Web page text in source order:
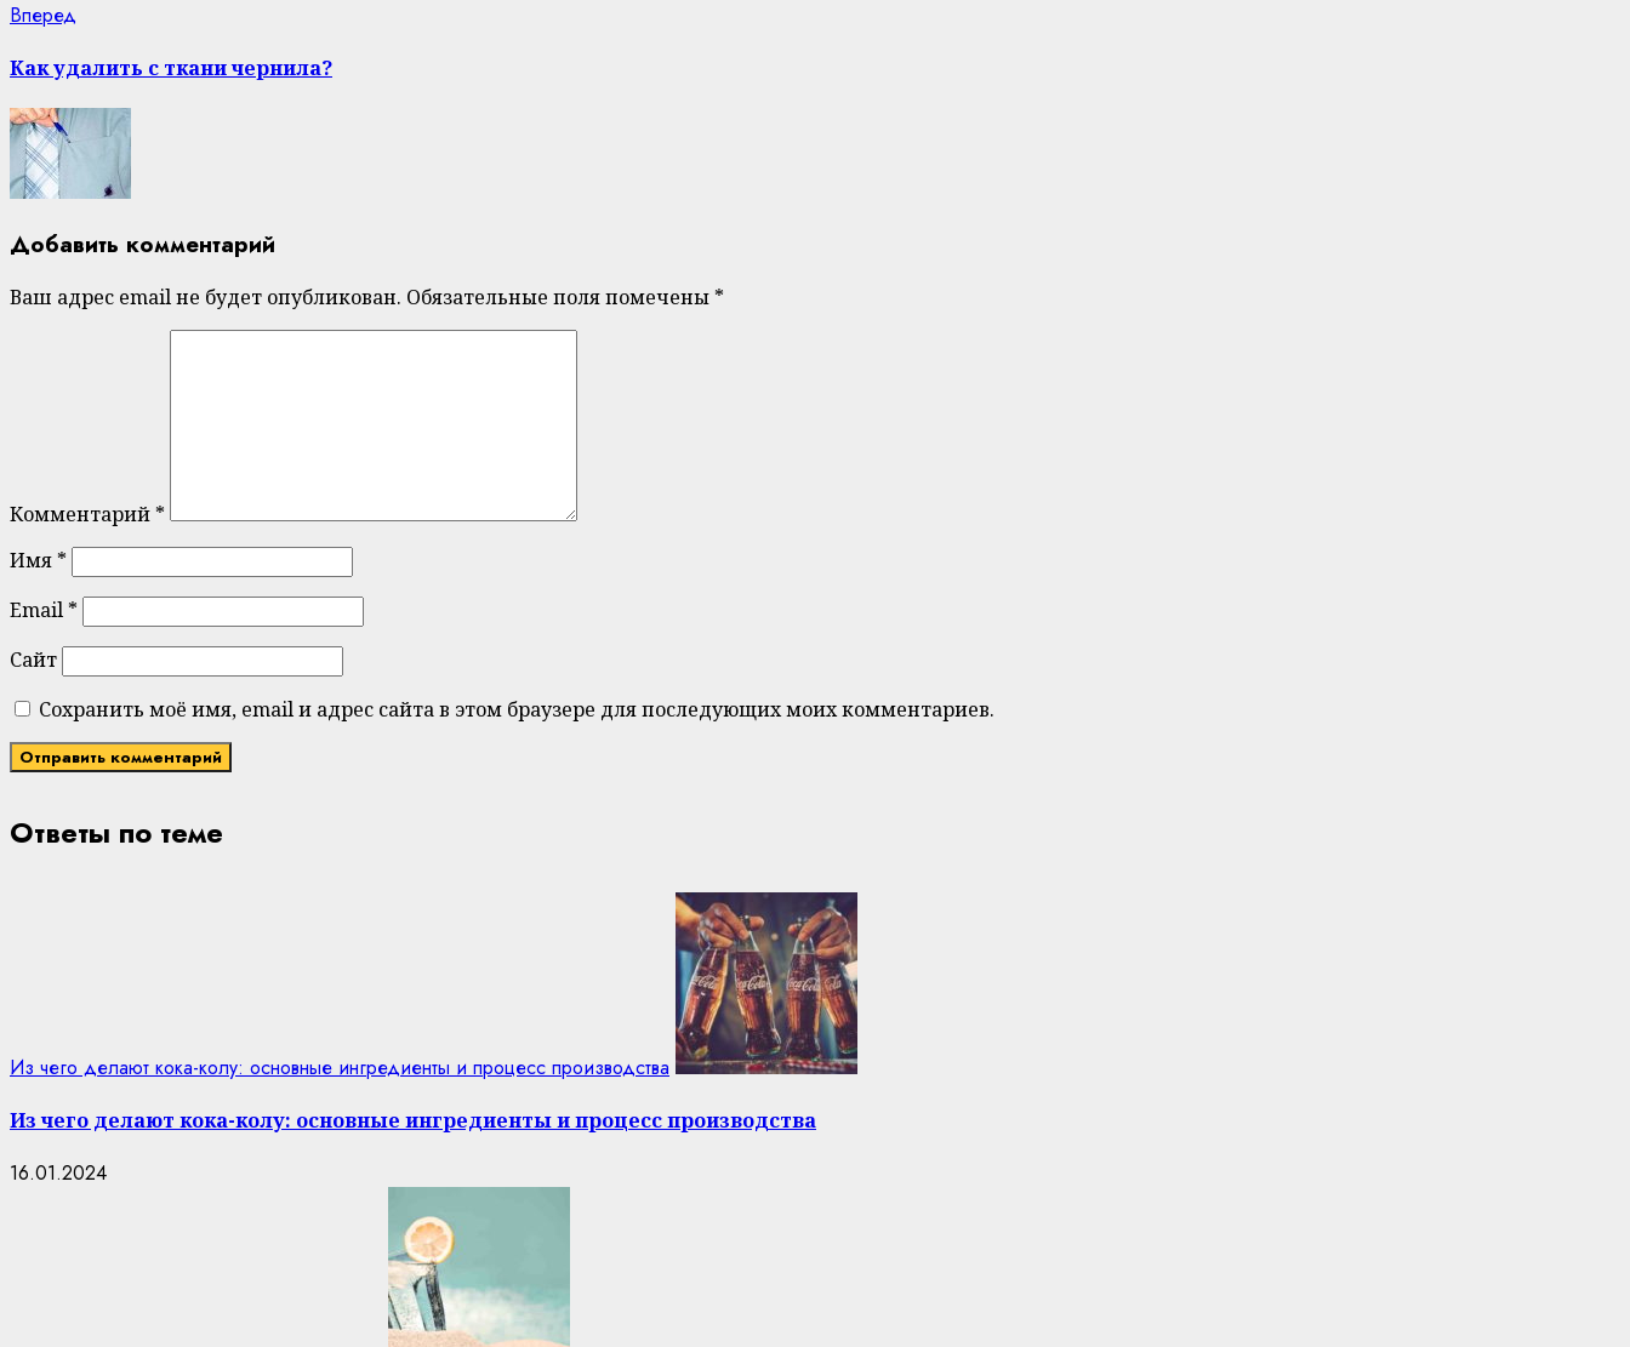
Вперед
Как удалить с ткани чернила?
Добавить комментарий
Ваш адрес email не будет опубликован. Обязательные поля помечены *
Комментарий *
Имя *
Email *
Сайт
Сохранить моё имя, email и адрес сайта в этом браузере для последующих моих комментариев.
Ответы по теме
Из чего делают кока-колу: основные ингредиенты и процесс производства
Из чего делают кока-колу: основные ингредиенты и процесс производства
16.01.2024